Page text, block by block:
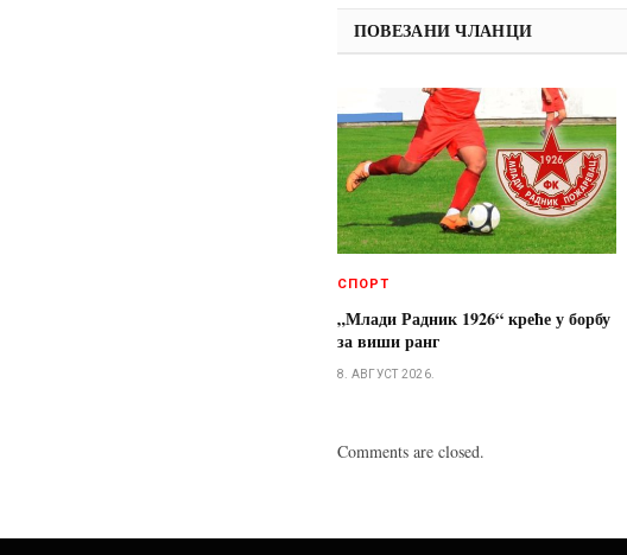
ПОВЕЗАНИ ЧЛАНЦИ
СПОРТ
„Млади Радник 1926“ креће у борбу
за виши ранг
8. АВГУСТ 2026.
Comments are closed.